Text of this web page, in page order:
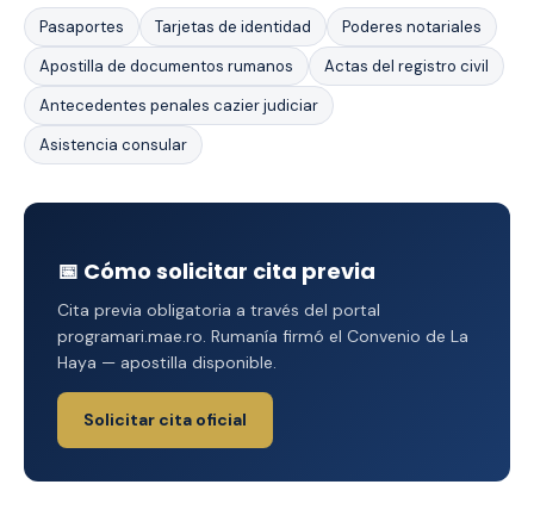
Pasaportes Tarjetas de identidad
Poderes notariales
Apostilla de documentos rumanos
Actas del registro civil
Antecedentes penales cazier judiciar
Asistencia consular
📅 Cómo solicitar cita previa
Cita previa obligatoria a través del portal
programari.mae.ro. Rumanía firmó el Convenio de La
Haya — apostilla disponible.
Solicitar cita oficial